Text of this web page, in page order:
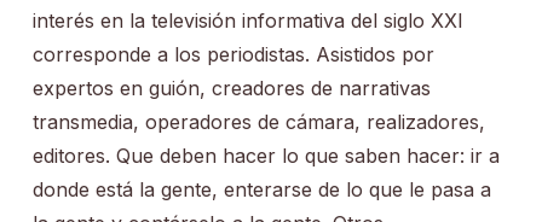
interés en la televisión informativa del siglo XXI
corresponde a los periodistas. Asistidos por
expertos en guión, creadores de narrativas
transmedia, operadores de cámara, realizadores,
editores. Que deben hacer lo que saben hacer: ir a
donde está la gente, enterarse de lo que le pasa a